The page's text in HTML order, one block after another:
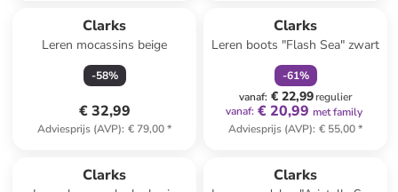
Clarks
Leren mocassins beige
-58%
€ 32,99
Adviesprijs (AVP): € 79,00*
Clarks
Leren boots "Flash Sea" zwart
-61%
vanaf: € 22,99regulier
vanaf: € 20,99 met family
Adviesprijs (AVP): € 55,00*
Clarks Clarks